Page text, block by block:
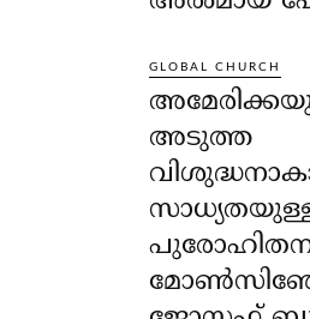
GLOBAL CHURCH
അടുത്ത